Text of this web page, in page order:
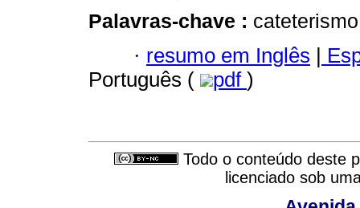
Palavras-chave :
· resumo em Inglês |
Português (
pdf )
Todo o conteúdo deste
licenciado sob